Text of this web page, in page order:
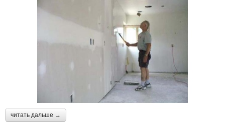
читать дальше →